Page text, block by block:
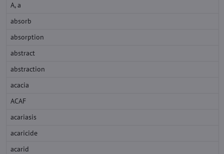
A, a
absorb
absorption
abstract
abstraction
acacia
ACAF
acariasis
acaricide
acarid